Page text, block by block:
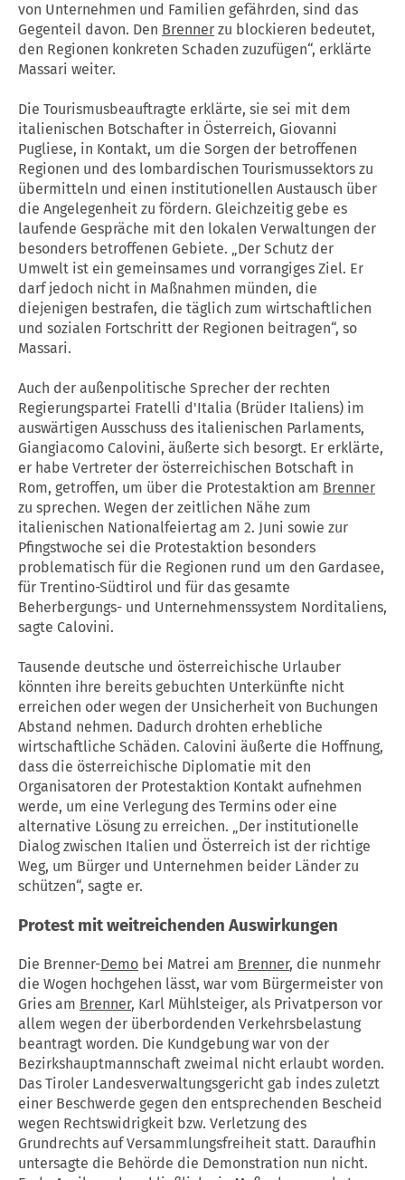
von Unternehmen und Familien gefährden, sind das
Gegenteil davon. Den Brenner zu blockieren bedeutet,
den Regionen konkreten Schaden zuzufügen“, erklärte
Massari weiter.
Die Tourismusbeauftragte erklärte, sie sei mit dem
italienischen Botschafter in Österreich, Giovanni
Pugliese, in Kontakt, um die Sorgen der betroffenen
Regionen und des lombardischen Tourismussektors zu
übermitteln und einen institutionellen Austausch über
die Angelegenheit zu fördern. Gleichzeitig gebe es
laufende Gespräche mit den lokalen Verwaltungen der
besonders betroffenen Gebiete. „Der Schutz der
Umwelt ist ein gemeinsames und vorrangiges Ziel. Er
darf jedoch nicht in Maßnahmen münden, die
diejenigen bestrafen, die täglich zum wirtschaftlichen
und sozialen Fortschritt der Regionen beitragen“, so
Massari.
Auch der außenpolitische Sprecher der rechten
Regierungspartei Fratelli d'Italia (Brüder Italiens) im
auswärtigen Ausschuss des italienischen Parlaments,
Giangiacomo Calovini, äußerte sich besorgt. Er erklärte,
er habe Vertreter der österreichischen Botschaft in
Rom, getroffen, um über die Protestaktion am Brenner
zu sprechen. Wegen der zeitlichen Nähe zum
italienischen Nationalfeiertag am 2. Juni sowie zur
Pfingstwoche sei die Protestaktion besonders
problematisch für die Regionen rund um den Gardasee,
für Trentino-Südtirol und für das gesamte
Beherbergungs- und Unternehmenssystem Norditaliens,
sagte Calovini.
Tausende deutsche und österreichische Urlauber
könnten ihre bereits gebuchten Unterkünfte nicht
erreichen oder wegen der Unsicherheit von Buchungen
Abstand nehmen. Dadurch drohten erhebliche
wirtschaftliche Schäden. Calovini äußerte die Hoffnung,
dass die österreichische Diplomatie mit den
Organisatoren der Protestaktion Kontakt aufnehmen
werde, um eine Verlegung des Termins oder eine
alternative Lösung zu erreichen. „Der institutionelle
Dialog zwischen Italien und Österreich ist der richtige
Weg, um Bürger und Unternehmen beider Länder zu
schützen“, sagte er.
Protest mit weitreichenden Auswirkungen
Die Brenner-Demo bei Matrei am Brenner, die nunmehr
die Wogen hochgehen lässt, war vom Bürgermeister von
Gries am Brenner, Karl Mühlsteiger, als Privatperson vor
allem wegen der überbordenden Verkehrsbelastung
beantragt worden. Die Kundgebung war von der
Bezirkshauptmannschaft zweimal nicht erlaubt worden.
Das Tiroler Landesverwaltungsgericht gab indes zuletzt
einer Beschwerde gegen den entsprechenden Bescheid
wegen Rechtswidrigkeit bzw. Verletzung des
Grundrechts auf Versammlungsfreiheit statt. Daraufhin
untersagte die Behörde die Demonstration nun nicht.